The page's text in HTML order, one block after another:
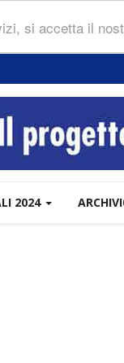
si accetta il
2024